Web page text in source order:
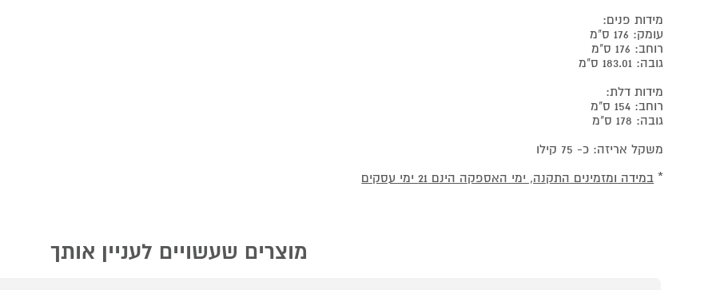
מידות פנים:
עומק: 176 ס"מ
רוחב: 176 ס"מ
גובה: 183.01 ס"מ
מידות דלת:
רוחב: 154 ס"מ
גובה: 178 ס"מ
משקל אריזה: כ- 75 קילו
* במידה ומזמינים התקנה, ימי האספקה הינם 21 ימי עסקים
מוצרים שעשויים לעניין אותך